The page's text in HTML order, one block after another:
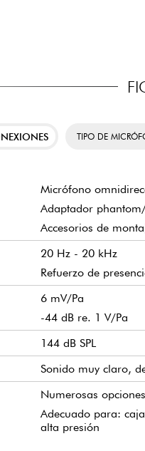
TIPO DE
Micrófono
Adaptador
Accesorios de
20 Hz - 20 kHz
Refuerzo de
6 mV/Pa
-44 dB re. 1 V/Pa
144 dB SPL
Sonido muy claro,
Numerosas
Adecuado para:
alta presión